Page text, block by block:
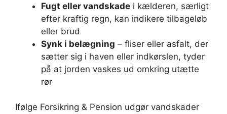
Fugt eller vandskade i kælderen, særligt
efter kraftig regn, kan indikere tilbageløb
eller brud
Synk i belægning – fliser eller asfalt, der
sætter sig i haven eller indkørslen, tyder
på at jorden vaskes ud omkring utætte
rør
Ifølge Forsikring & Pension udgør vandskader